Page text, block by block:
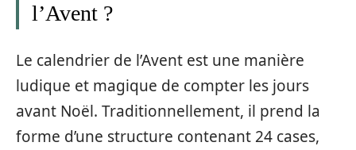
l’Avent ?
Le calendrier de l’Avent est une manière
ludique et magique de compter les jours
avant Noël. Traditionnellement, il prend la
forme d’une structure contenant 24 cases,